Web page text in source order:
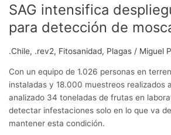
SAG intensifica
para detección de
.Chile, .rev2, Fitosanidad, Plagas / Miguel
Con un equipo de 1.026 personas en
instaladas y 18.000 muestreos realizados
analizado 34 toneladas de frutas en
detectar infestaciones solo en lo que va
mantener esta condición.